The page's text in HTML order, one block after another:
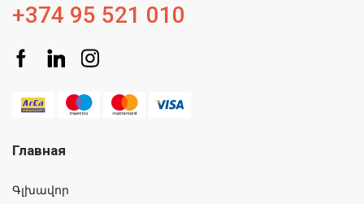
+374 95 521 010
Главная
Գլխավոր